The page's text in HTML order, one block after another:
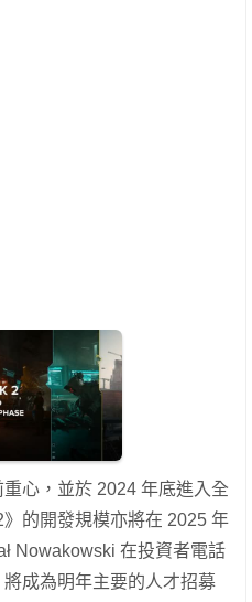
心，並於 2024 年底進入全
的開發規模亦將在 2025 年
Nowakowski 在投資者電話
成為明年主要的人才招募